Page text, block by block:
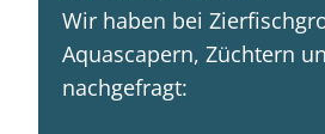
Wir haben bei
Aquascapern, Züchtern
nachgefragt: